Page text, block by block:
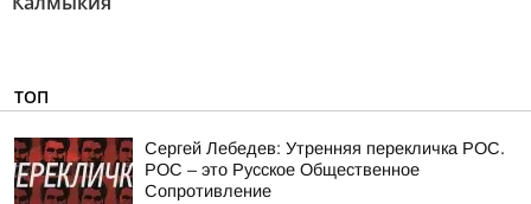
ТОП
Сергей Лебедев: Утренняя перекличка РОС.
РОС – это Русское Общественное
Сопротивление